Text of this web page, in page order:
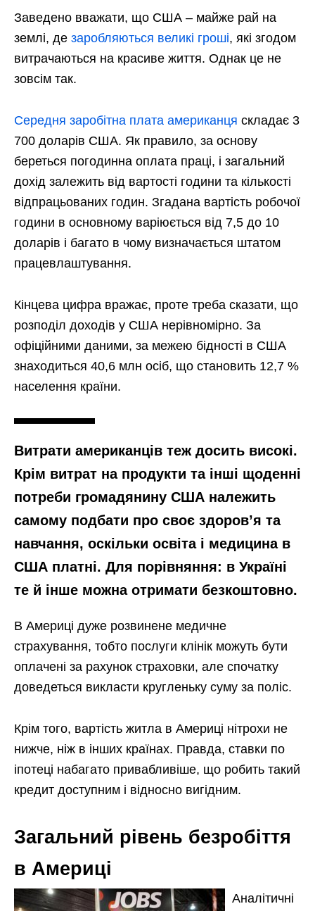
Заведено вважати, що США – майже рай на
землі, де заробляються великі гроші, які згодом
витрачаються на красиве життя. Однак це не
зовсім так.
Середня заробітна плата американця складає 3
700 доларів США. Як правило, за основу
береться погодинна оплата праці, і загальний
дохід залежить від вартості години та кількості
відпрацьованих годин. Згадана вартість робочої
години в основному варіюється від 7,5 до 10
доларів і багато в чому визначається штатом
працевлаштування.
Кінцева цифра вражає, проте треба сказати, що
розподіл доходів у США нерівномірно. За
офіційними даними, за межею бідності в США
знаходиться 40,6 млн осіб, що становить 12,7 %
населення країни.
Витрати американців теж досить високі.
Крім витрат на продукти та інші щоденні
потреби громадянину США належить
самому подбати про своє здоров’я та
навчання, оскільки освіта і медицина в
США платні. Для порівняння: в Україні
те й інше можна отримати безкоштовно.
В Америці дуже розвинене медичне
страхування, тобто послуги клінік можуть бути
оплачені за рахунок страховки, але спочатку
доведеться викласти кругленьку суму за поліс.
Крім того, вартість житла в Америці нітрохи не
нижче, ніж в інших країнах. Правда, ставки по
іпотеці набагато привабливіше, що робить такий
кредит доступним і відносно вигідним.
Загальний рівень безробіття
в Америці
Аналітичні